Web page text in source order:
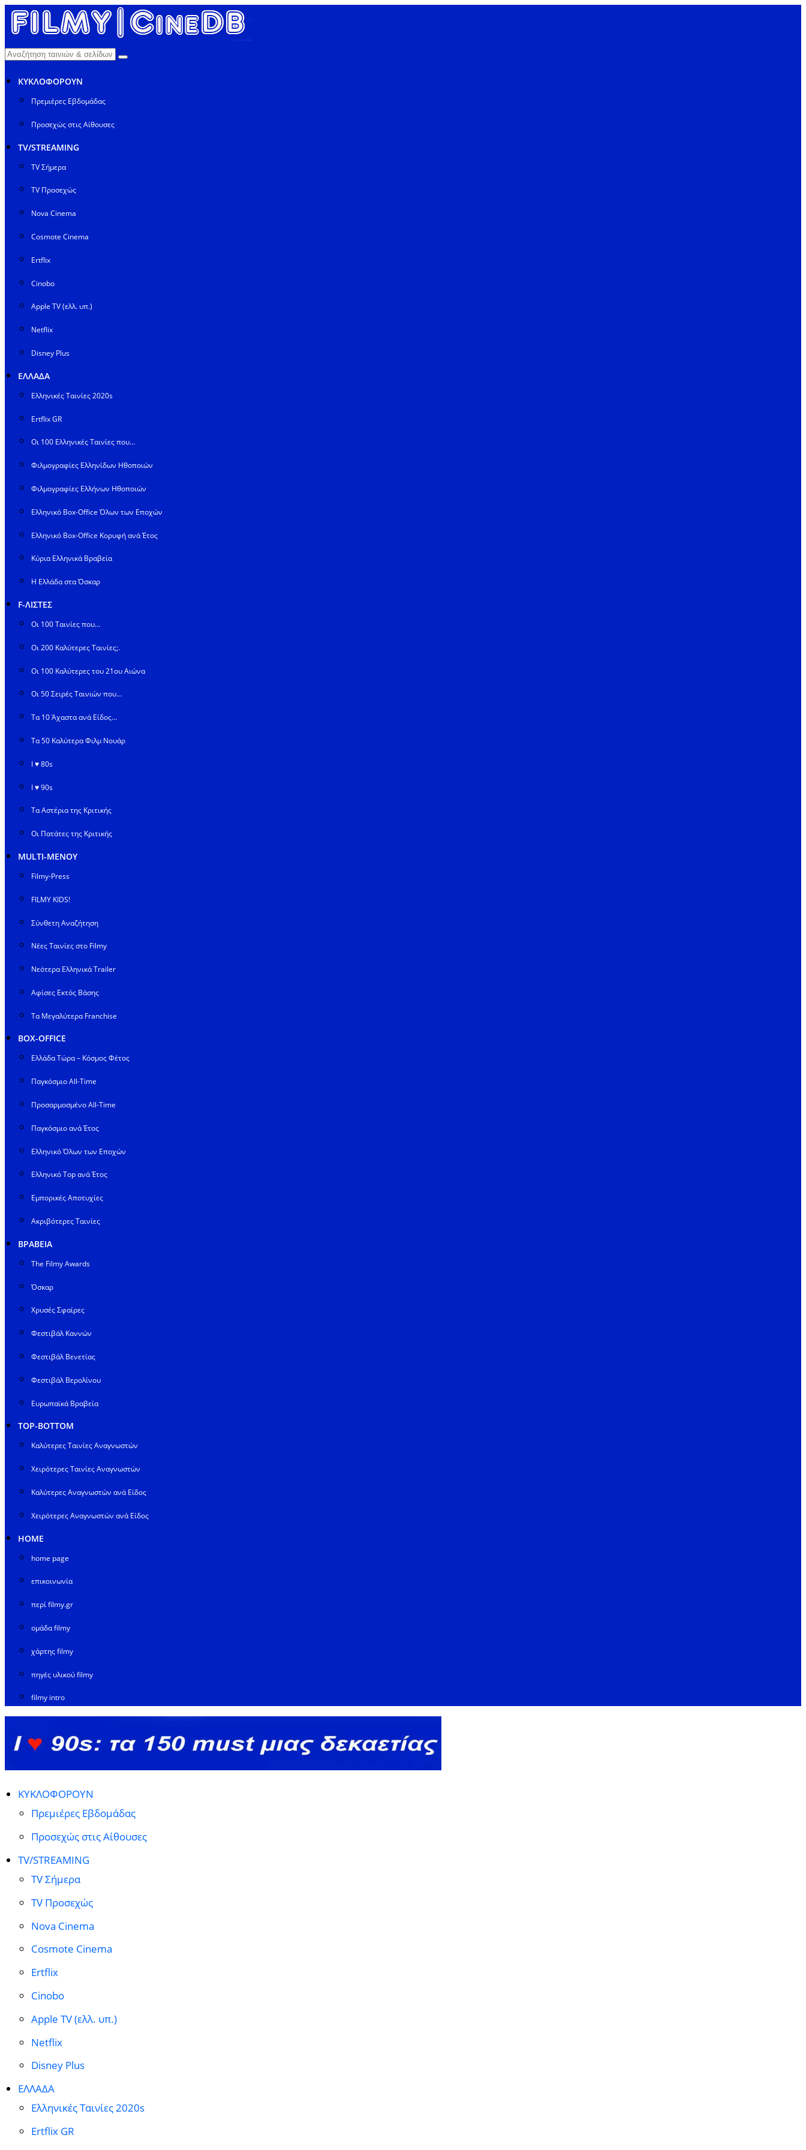
ΚΥΚΛΟΦΟΡΟΥΝ
Πρεμιέρες Εβδομάδας
Προσεχώς στις Αίθουσες
TV/STREAMING
TV Σήμερα
TV Προσεχώς
Nova Cinema
Cosmote Cinema
Ertflix
Cinobo
Apple TV (ελλ. υπ.)
Netflix
Disney Plus
ΕΛΛΑΔΑ
Ελληνικές Ταινίες 2020s
Ertflix GR
Οι 100 Ελληνικές Ταινίες που…
Φιλμογραφίες Ελληνίδων Ηθοποιών
Φιλμογραφίες Ελλήνων Ηθοποιών
Ελληνικό Box-Office Όλων των Εποχών
Ελληνικό Box-Office Κορυφή ανά Έτος
Κύρια Ελληνικά Βραβεία
Η Ελλάδα στα Όσκαρ
F-ΛΙΣΤΕΣ
Οι 100 Ταινίες που…
Οι 200 Καλύτερες Ταινίες;.
Οι 100 Καλύτερες του 21ου Αιώνα
Οι 50 Σειρές Ταινιών που…
Τα 10 Άχαστα ανά Είδος…
Τα 50 Καλύτερα Φιλμ Νουάρ
I ♥ 80s
I ♥ 90s
Τα Αστέρια της Κριτικής
Οι Πατάτες της Κριτικής
MULTI-ΜΕΝΟΥ
Filmy-Press
FILMY KIDS!
Σύνθετη Αναζήτηση
Νέες Ταινίες στο Filmy
Νεότερα Ελληνικά Trailer
Αφίσες Εκτός Βάσης
Τα Μεγαλύτερα Franchise
BOX-OFFICE
Ελλάδα Τώρα – Κόσμος Φέτος
Παγκόσμιο All-Time
Προσαρμοσμένο All-Time
Παγκόσμιο ανά Έτος
Ελληνικό Όλων των Εποχών
Ελληνικό Top ανά Έτος
Εμπορικές Αποτυχίες
Ακριβότερες Ταινίες
ΒΡΑΒΕΙΑ
The Filmy Awards
Όσκαρ
Χρυσές Σφαίρες
Φεστιβάλ Καννών
Φεστιβάλ Βενετίας
Φεστιβάλ Βερολίνου
Ευρωπαϊκά Βραβεία
TOP-BOTTOM
Καλύτερες Ταινίες Αναγνωστών
Χειρότερες Ταινίες Αναγνωστών
Καλύτερες Αναγνωστών ανά Είδος
Χειρότερες Αναγνωστών ανά Είδος
HOME
home page
επικοινωνία
περί filmy.gr
ομάδα filmy
χάρτης filmy
πηγές υλικού filmy
filmy intro
ΚΥΚΛΟΦΟΡΟΥΝ
Πρεμιέρες Εβδομάδας
Προσεχώς στις Αίθουσες
TV/STREAMING
TV Σήμερα
TV Προσεχώς
Nova Cinema
Cosmote Cinema
Ertflix
Cinobo
Apple TV (ελλ. υπ.)
Netflix
Disney Plus
ΕΛΛΑΔΑ
Ελληνικές Ταινίες 2020s
Ertflix GR